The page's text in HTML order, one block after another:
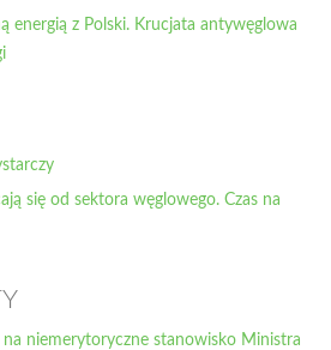
energią z Polski. Krucjata antywęglowa
się od sektora węglowego. Czas na
niemerytoryczne stanowisko Ministra